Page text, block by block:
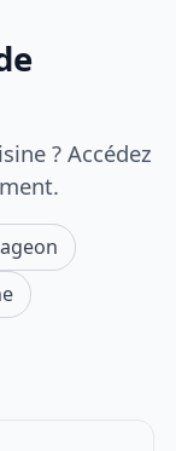
? Accédez